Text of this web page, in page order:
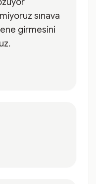
sınava
girmesini